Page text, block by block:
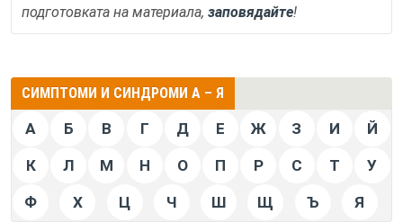
подготовката на материала, заповядайте!
СИМПТОМИ И СИНДРОМИ А – Я
А Б В Г Д Е Ж З И Й
К Л М Н О П Р С Т У
Ф Х Ц Ч Ш Щ Ъ Я